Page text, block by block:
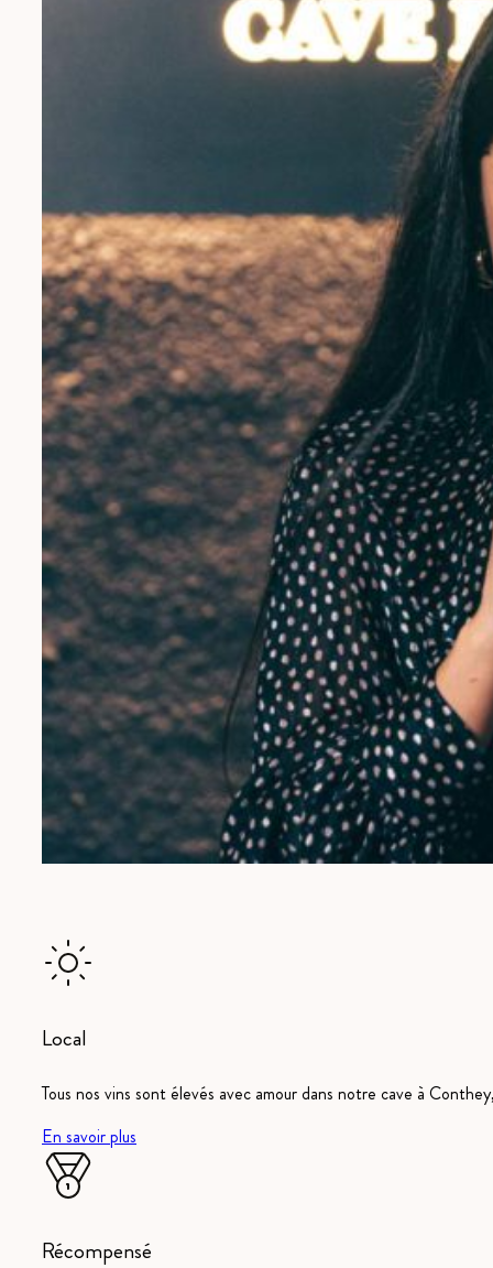
Local
Tous nos vins sont élevés avec amour dans notre cave à
En savoir plus
Récompensé